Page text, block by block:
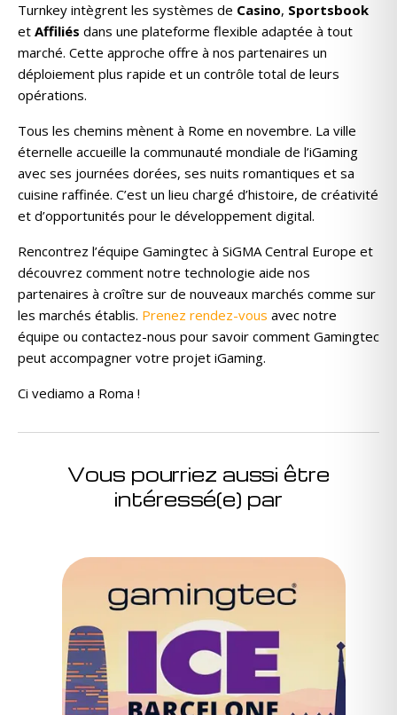
Turnkey intègrent les systèmes de Casino, Sportsbook
et Affiliés dans une plateforme flexible adaptée à tout
marché. Cette approche offre à nos partenaires un
déploiement plus rapide et un contrôle total de leurs
opérations.
Tous les chemins mènent à Rome en novembre. La ville
éternelle accueille la communauté mondiale de l’iGaming
avec ses journées dorées, ses nuits romantiques et sa
cuisine raffinée. C’est un lieu chargé d’histoire, de créativité
et d’opportunités pour le développement digital.
Rencontrez l’équipe Gamingtec à SiGMA Central Europe et
découvrez comment notre technologie aide nos
partenaires à croître sur de nouveaux marchés comme sur
les marchés établis. Prenez rendez-vous avec notre
équipe ou contactez-nous pour savoir comment Gamingtec
peut accompagner votre projet iGaming.
Ci vediamo a Roma !
Vous pourriez aussi être
intéressé(e) par